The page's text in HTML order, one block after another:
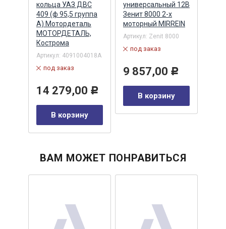
кольца УАЗ ДВС
409 (ф 95,5 группа
А) Мотордеталь
МОТОРДЕТАЛЬ,
Кострома
Артикул: 4091004018А
под заказ
14 279,00 Р
В корзину
универсальный 12В
Зенит 8000 2-х
моторный MIRREIN
Артикул: Zenit 8000
под заказ
9 857,00 Р
В корзину
ВАМ МОЖЕТ ПОНРАВИТЬСЯ